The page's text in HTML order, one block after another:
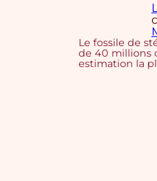
Le fossile de
de 40 millions
estimation la